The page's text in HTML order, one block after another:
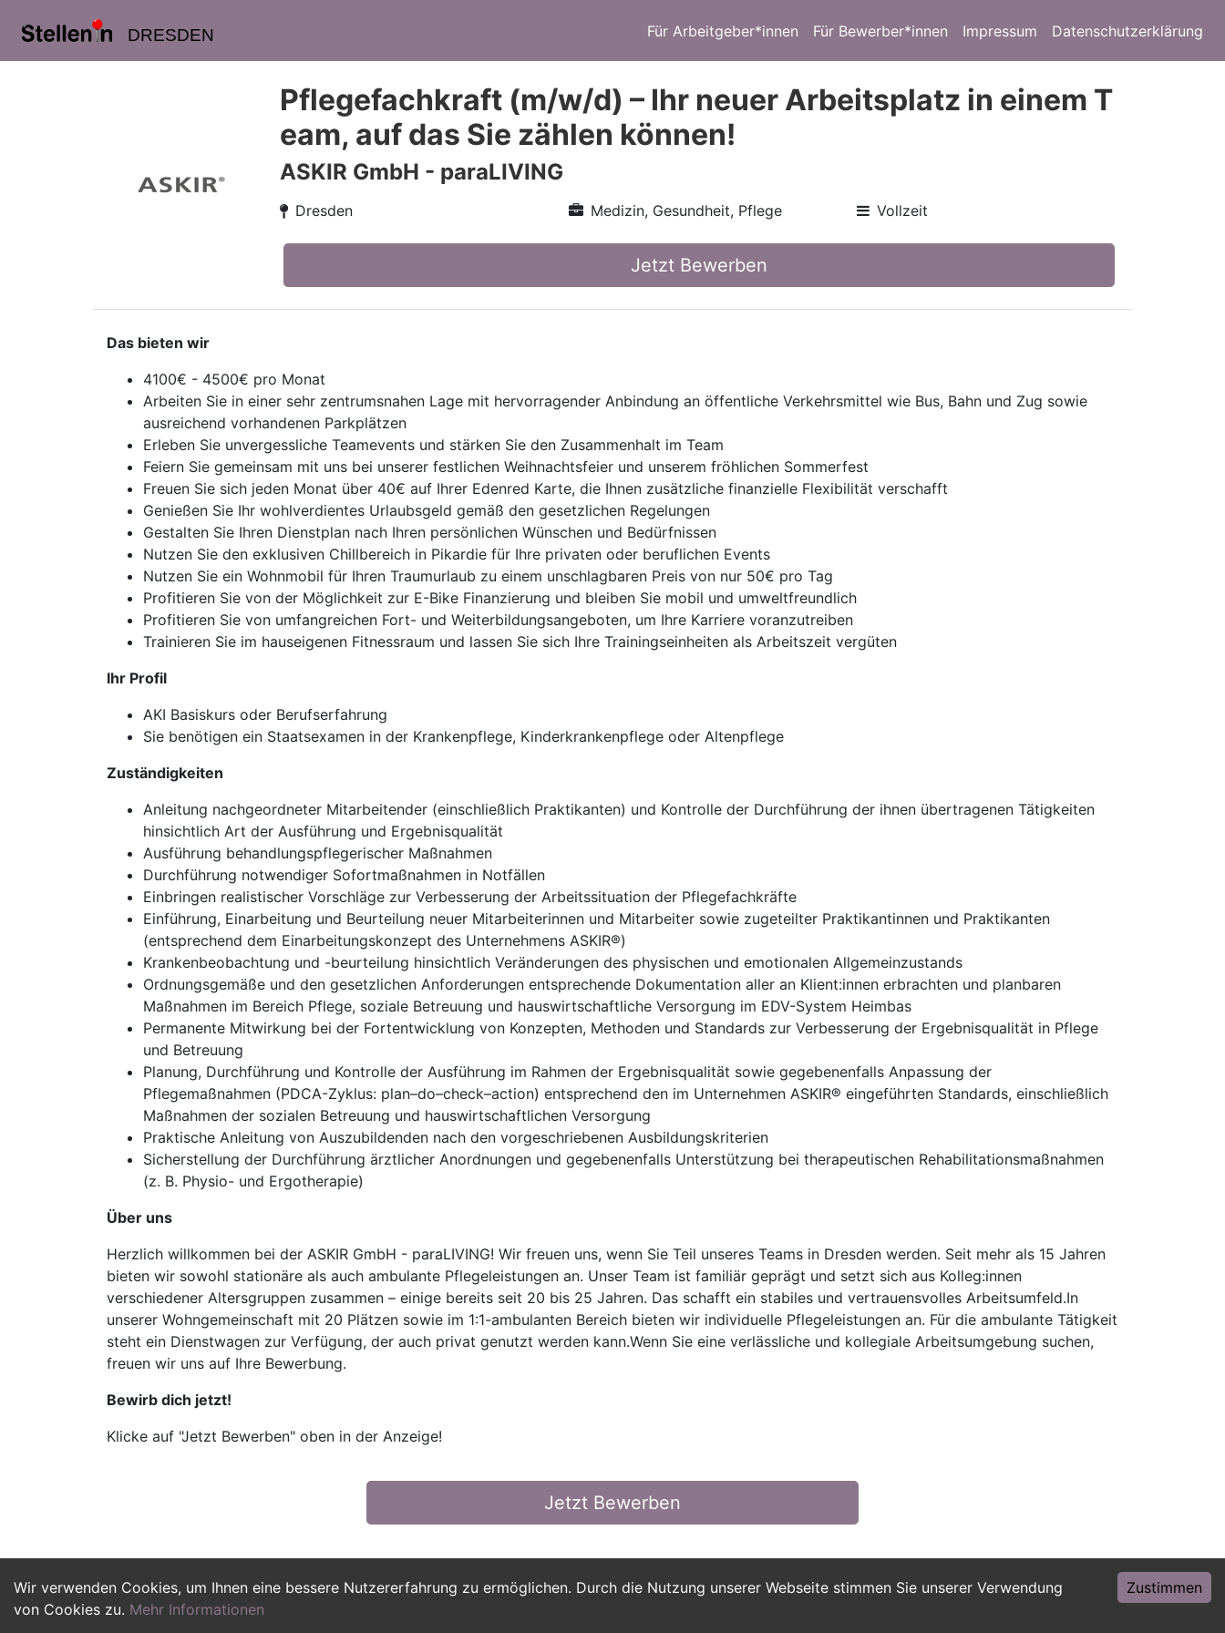
DRESDEN Für Arbeitgeber*innen Für Bewerber*innen Impressum Datenschutzerklärung
Wir verwenden Cookies, um Ihnen eine bessere Nutzererfahrung zu ermöglichen. Durch die Nutzung unserer Webseite stimmen Sie unserer Verwendung
von Cookies zu. Mehr Informationen
Zustimmen
Pflegefachkraft (m/w/d) – Ihr neuer Arbeitsplatz in einem T
eam, auf das Sie zählen können!
ASKIR GmbH - paraLIVING
Dresden Medizin, Gesundheit, Pflege Vollzeit
Jetzt Bewerben
Das bieten wir
4100€ - 4500€ pro Monat
Arbeiten Sie in einer sehr zentrumsnahen Lage mit hervorragender Anbindung an öffentliche Verkehrsmittel wie Bus, Bahn und Zug sowie
ausreichend vorhandenen Parkplätzen
Erleben Sie unvergessliche Teamevents und stärken Sie den Zusammenhalt im Team
Feiern Sie gemeinsam mit uns bei unserer festlichen Weihnachtsfeier und unserem fröhlichen Sommerfest
Freuen Sie sich jeden Monat über 40€ auf Ihrer Edenred Karte, die Ihnen zusätzliche finanzielle Flexibilität verschafft
Genießen Sie Ihr wohlverdientes Urlaubsgeld gemäß den gesetzlichen Regelungen
Gestalten Sie Ihren Dienstplan nach Ihren persönlichen Wünschen und Bedürfnissen
Nutzen Sie den exklusiven Chillbereich in Pikardie für Ihre privaten oder beruflichen Events
Nutzen Sie ein Wohnmobil für Ihren Traumurlaub zu einem unschlagbaren Preis von nur 50€ pro Tag
Profitieren Sie von der Möglichkeit zur E-Bike Finanzierung und bleiben Sie mobil und umweltfreundlich
Profitieren Sie von umfangreichen Fort- und Weiterbildungsangeboten, um Ihre Karriere voranzutreiben
Trainieren Sie im hauseigenen Fitnessraum und lassen Sie sich Ihre Trainingseinheiten als Arbeitszeit vergüten
Ihr Profil
AKI Basiskurs oder Berufserfahrung
Sie benötigen ein Staatsexamen in der Krankenpflege, Kinderkrankenpflege oder Altenpflege
Zuständigkeiten
Anleitung nachgeordneter Mitarbeitender (einschließlich Praktikanten) und Kontrolle der Durchführung der ihnen übertragenen Tätigkeiten
hinsichtlich Art der Ausführung und Ergebnisqualität
Ausführung behandlungspflegerischer Maßnahmen
Durchführung notwendiger Sofortmaßnahmen in Notfällen
Einbringen realistischer Vorschläge zur Verbesserung der Arbeitssituation der Pflegefachkräfte
Einführung, Einarbeitung und Beurteilung neuer Mitarbeiterinnen und Mitarbeiter sowie zugeteilter Praktikantinnen und Praktikanten
(entsprechend dem Einarbeitungskonzept des Unternehmens ASKIR®)
Krankenbeobachtung und -beurteilung hinsichtlich Veränderungen des physischen und emotionalen Allgemeinzustands
Ordnungsgemäße und den gesetzlichen Anforderungen entsprechende Dokumentation aller an Klient:innen erbrachten und planbaren
Maßnahmen im Bereich Pflege, soziale Betreuung und hauswirtschaftliche Versorgung im EDV-System Heimbas
Permanente Mitwirkung bei der Fortentwicklung von Konzepten, Methoden und Standards zur Verbesserung der Ergebnisqualität in Pflege
und Betreuung
Planung, Durchführung und Kontrolle der Ausführung im Rahmen der Ergebnisqualität sowie gegebenenfalls Anpassung der
Pflegemaßnahmen (PDCA-Zyklus: plan–do–check–action) entsprechend den im Unternehmen ASKIR® eingeführten Standards, einschließlich
Maßnahmen der sozialen Betreuung und hauswirtschaftlichen Versorgung
Praktische Anleitung von Auszubildenden nach den vorgeschriebenen Ausbildungskriterien
Sicherstellung der Durchführung ärztlicher Anordnungen und gegebenenfalls Unterstützung bei therapeutischen Rehabilitationsmaßnahmen
(z. B. Physio- und Ergotherapie)
Über uns
Herzlich willkommen bei der ASKIR GmbH - paraLIVING! Wir freuen uns, wenn Sie Teil unseres Teams in Dresden werden. Seit mehr als 15 Jahren
bieten wir sowohl stationäre als auch ambulante Pflegeleistungen an. Unser Team ist familiär geprägt und setzt sich aus Kolleg:innen
verschiedener Altersgruppen zusammen – einige bereits seit 20 bis 25 Jahren. Das schafft ein stabiles und vertrauensvolles Arbeitsumfeld.In
unserer Wohngemeinschaft mit 20 Plätzen sowie im 1:1-ambulanten Bereich bieten wir individuelle Pflegeleistungen an. Für die ambulante Tätigkeit
steht ein Dienstwagen zur Verfügung, der auch privat genutzt werden kann.Wenn Sie eine verlässliche und kollegiale Arbeitsumgebung suchen,
freuen wir uns auf Ihre Bewerbung.
Bewirb dich jetzt!
Klicke auf "Jetzt Bewerben" oben in der Anzeige!
Jetzt Bewerben